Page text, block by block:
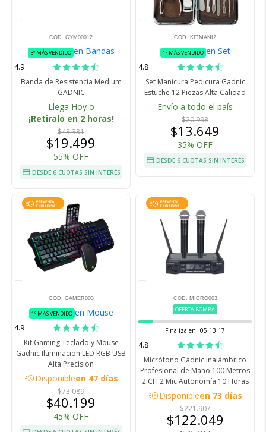
COD. GYM00012
3º MÁS VENDIDO en Bandas
4.9
Banda de Resistencia Medium
GADNIC
Llega Hoy o
¡Retiralo en 2 horas!
$43.331
$19.499
55% OFF
DESDE 6 CUOTAS SIN INTERÉS
COD. KITMANI2
1º MÁS VENDIDO en Set
4.8
Set Manicura Pedicura Gadnic
Estuche 12 Piezas Alta Calidad
Envío a todo el país
$20.998
$13.649
35% OFF
DESDE 6 CUOTAS SIN INTERÉS
COD. GAMER003
1º MÁS VENDIDO en Mouse
4.9
Kit Gaming Teclado y Mouse
Gadnic Iluminacion LED RGB USB
Alta Precision
acuteDisponibleen 47 días
$73.089
$40.199
45% OFF
COD. MICRO003
OFERTA BOMBA
Finaliza en: 05:13:16
4.8
Micrófono Gadnic Inalámbrico
Profesional de Mano 100 Metros
2 CH 2 Mic Autonomía 10 Horas
acuteDisponibleen 73 días
$221.907
$122.049